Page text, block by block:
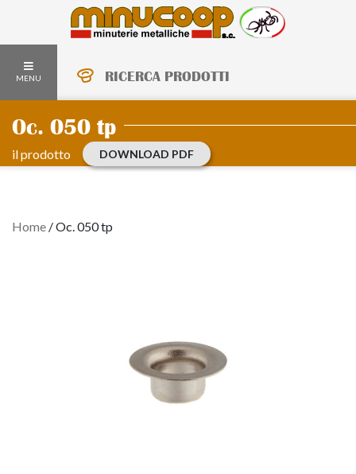
MENU RICERCA PRODOTTI
Oc. 050 tp
il prodotto DOWNLOAD PDF
Home /Oc. 050 tp